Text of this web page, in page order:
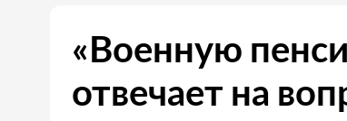
«Военную
отвечает на